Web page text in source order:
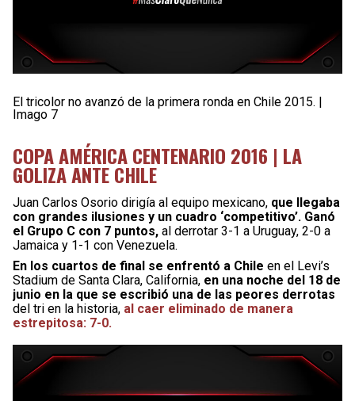
El tricolor no avanzó de la primera ronda en Chile 2015. |
Imago 7
COPA AMÉRICA CENTENARIO 2016 | LA
GOLIZA ANTE CHILE
Juan Carlos Osorio dirigía al equipo mexicano, que llegaba
con grandes ilusiones y un cuadro ‘competitivo’. Ganó
el Grupo C con 7 puntos, al derrotar 3-1 a Uruguay, 2-0 a
Jamaica y 1-1 con Venezuela.
En los cuartos de final se enfrentó a Chile en el Levi’s
Stadium de Santa Clara, California, en una noche del 18 de
junio en la que se escribió una de las peores derrotas
del tri en la historia, al caer eliminado de manera
estrepitosa: 7-0.